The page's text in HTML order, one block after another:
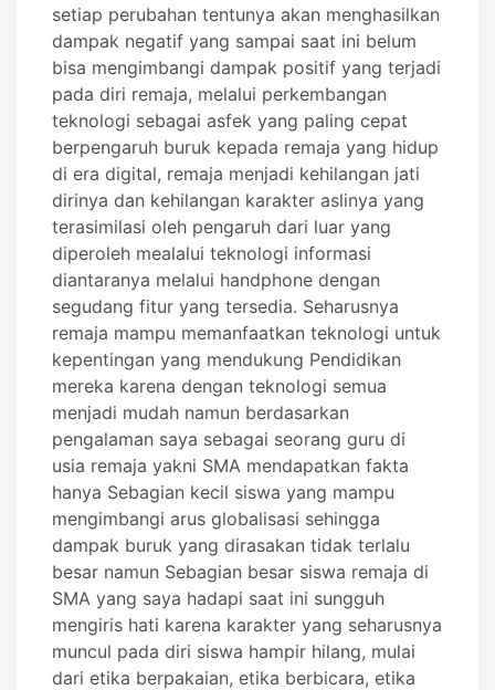
setiap perubahan tentunya akan menghasilkan
dampak negatif yang sampai saat ini belum
bisa mengimbangi dampak positif yang terjadi
pada diri remaja, melalui perkembangan
teknologi sebagai asfek yang paling cepat
berpengaruh buruk kepada remaja yang hidup
di era digital, remaja menjadi kehilangan jati
dirinya dan kehilangan karakter aslinya yang
terasimilasi oleh pengaruh dari luar yang
diperoleh mealalui teknologi informasi
diantaranya melalui handphone dengan
segudang fitur yang tersedia. Seharusnya
remaja mampu memanfaatkan teknologi untuk
kepentingan yang mendukung Pendidikan
mereka karena dengan teknologi semua
menjadi mudah namun berdasarkan
pengalaman saya sebagai seorang guru di
usia remaja yakni SMA mendapatkan fakta
hanya Sebagian kecil siswa yang mampu
mengimbangi arus globalisasi sehingga
dampak buruk yang dirasakan tidak terlalu
besar namun Sebagian besar siswa remaja di
SMA yang saya hadapi saat ini sungguh
mengiris hati karena karakter yang seharusnya
muncul pada diri siswa hampir hilang, mulai
dari etika berpakaian, etika berbicara, etika